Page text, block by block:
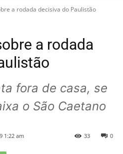
a rodada decisiva do Paulistão
a rodada
fora de casa, se
o São Caetano
1:22 am 0
33